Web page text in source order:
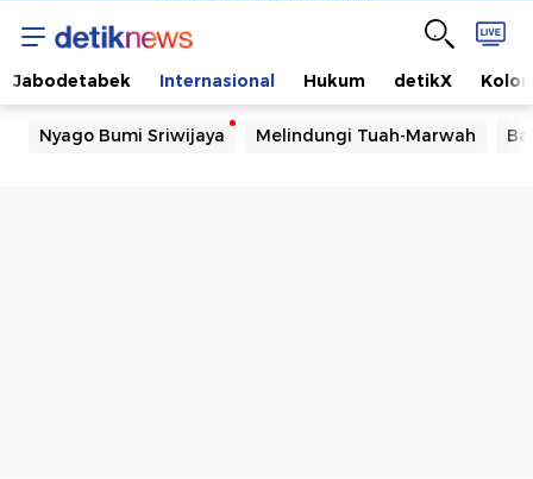
Jabodetabek Internasional Hukum detikX
Nyago Bumi Sriwijaya Melindungi Tuah-Marwah